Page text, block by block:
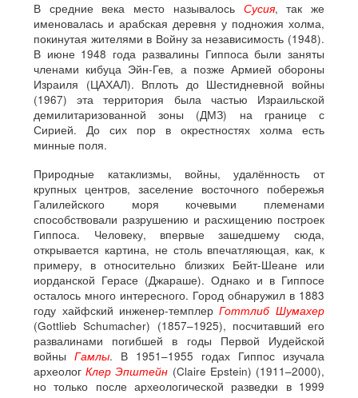
В средние века место называлось Сусия, так же
именовалась и арабская деревня у подножия холма,
покинутая жителями в Войну за независимость (1948).
В июне 1948 года развалины Гиппоса были заняты
членами кибуца Эйн-Гев, а позже Армией обороны
Израиля (ЦАХАЛ). Вплоть до Шестидневной войны
(1967) эта территория была частью Израильской
демилитаризованной зоны (ДМЗ) на границе с
Сирией. До сих пор в окрестностях холма есть
минные поля.
Природные катаклизмы, войны, удалённость от
крупных центров, заселение восточного побережья
Галилейского моря кочевыми племенами
способствовали разрушению и расхищению построек
Гиппоса. Человеку, впервые зашедшему сюда,
открывается картина, не столь впечатляющая, как, к
примеру, в относительно близких Бейт-Шеане или
иорданской Герасе (Джараше). Однако и в Гиппосе
осталось много интересного. Город обнаружил в 1883
году хайфский инженер-темплерГоттлиб Шумахер
(Gottlieb Schumacher) (1857–1925), посчитавший его
развалинами погибшей в годы Первой Иудейской
войны Гамлы. В 1951–1955 годах Гиппос изучала
археологКлер Эпштейн (Claire Epstein) (1911–2000),
но только после археологической разведки в 1999